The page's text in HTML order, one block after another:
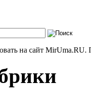
на сайт MirUma.RU.